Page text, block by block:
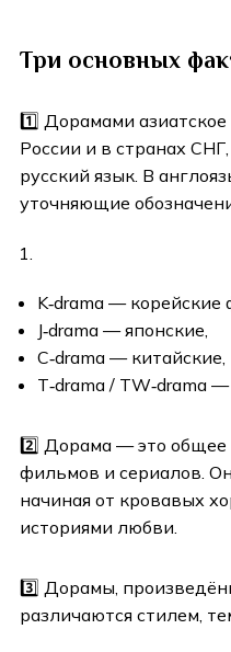
Три основных
1️⃣ Дорамами
России и в странах
русский язык. В
уточняющие
K‑drama —
J‑drama — японские,
C‑drama — китайские,
T‑drama / TW‑drama
2️⃣ Дорама — это общее
фильмов и сериалов.
начиная от кровавых
историями любви.
3️⃣ Дорамы,
различаются стилем,